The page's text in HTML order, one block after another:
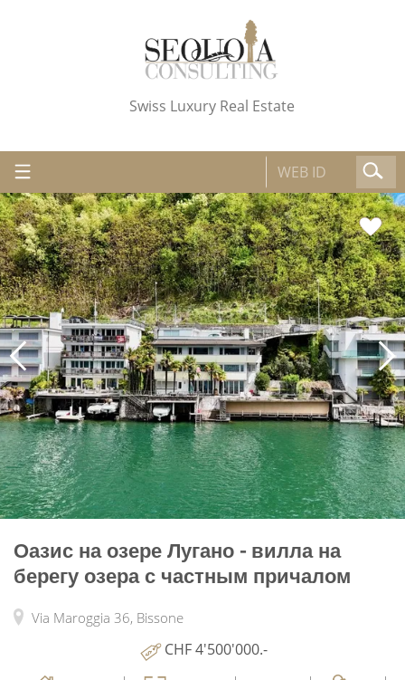
Swiss Luxury Real Estate
Оазис на озере Лугано - вилла на
берегу озера с частным причалом
Via Maroggia 36, Bissone
CHF 4'500'000.-